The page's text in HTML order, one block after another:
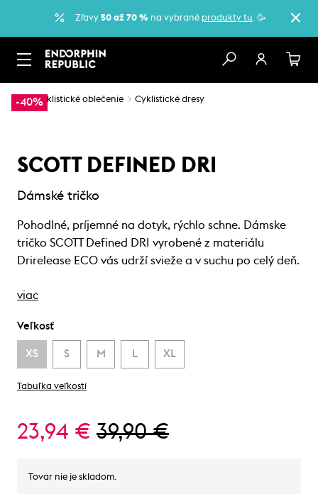
Zľavy 50 až 70 %na vybrané produkty tu. 🥳
-40%
… Cyklistické oblečenie Cyklistické dresy
SCOTT DEFINED DRI
Dámské tričko
Pohodlné, príjemné na dotyk, rýchlo schne. Dámske
tričko SCOTT Defined DRI vyrobené z materiálu
Drirelease ECO vás udrží svieže a v suchu po celý deň.
viac
Veľkosť
XS S M L XL
Tabuľka veľkostí
23,94 € 39,90 €
Tovar nie je skladom.